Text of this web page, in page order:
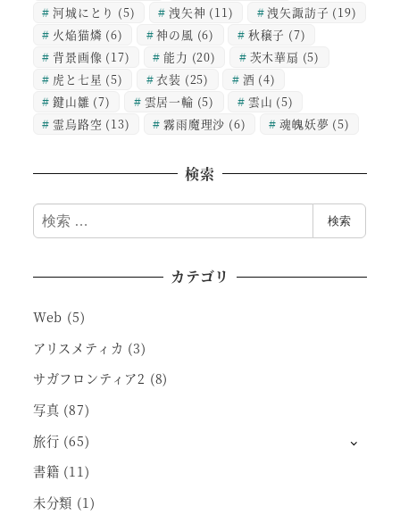
河城にとり (5) 洩矢神 (11) 洩矢諏訪子 (19)
火焔猫燐 (6) 神の風 (6) 秋穣子 (7)
背景画像 (17) 能力 (20) 茨木華扇 (5)
虎と七星 (5) 衣装 (25) 酒 (4)
鍵山雛 (7) 雲居一輪 (5) 雲山 (5)
霊烏路空 (13) 霧雨魔理沙 (6) 魂魄妖夢 (5)
検索
検
索
検索
カテゴリ
Web (5)
アリスメティカ (3)
サガフロンティア2 (8)
写真 (87)
旅行 (65)
書籍 (11)
未分類 (1)